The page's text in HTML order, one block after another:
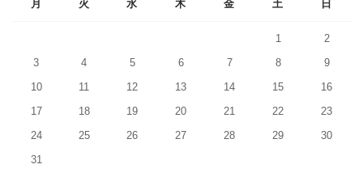
月 火 水 木 金 土 日
1
2
3
4 5 6 7 8
9
10
11 12 13 14 15
16
17
18 19 20 21 22
23
24
25 26 27 28 29
30
31